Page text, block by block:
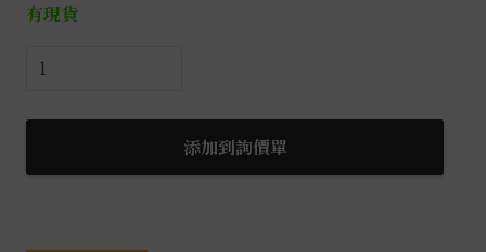
有現貨
百
故
系
添加到詢價單